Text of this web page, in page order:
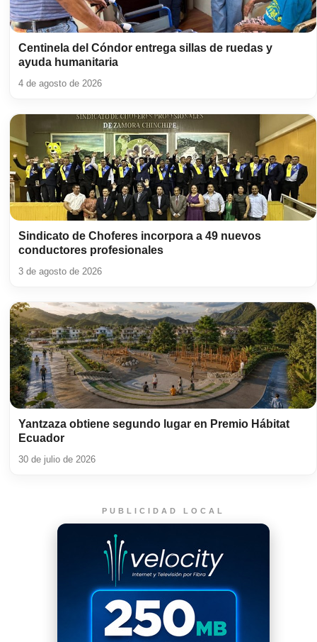
Centinela del Cóndor entrega sillas de ruedas y
ayuda humanitaria
4 de agosto de 2026
Sindicato de Choferes incorpora a 49 nuevos
conductores profesionales
3 de agosto de 2026
Yantzaza obtiene segundo lugar en Premio Hábitat
Ecuador
30 de julio de 2026
PUBLICIDAD LOCAL